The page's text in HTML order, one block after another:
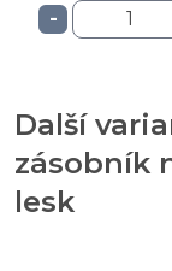
-
Další
zásobník
lesk